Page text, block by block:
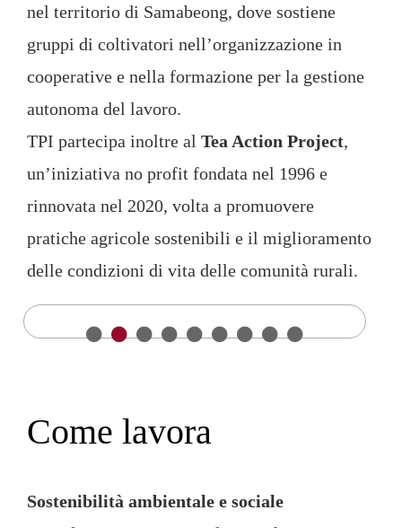
nel territorio di Samabeong, dove sostiene
gruppi di coltivatori nell’organizzazione in
cooperative e nella formazione per la gestione
autonoma del lavoro.
TPI partecipa inoltre al Tea Action Project,
un’iniziativa no profit fondata nel 1996 e
rinnovata nel 2020, volta a promuovere
pratiche agricole sostenibili e il miglioramento
delle condizioni di vita delle comunità rurali.
Come lavora
Sostenibilità ambientale e sociale